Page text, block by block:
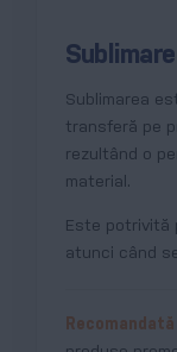
Sublimare
Sublimarea
transferă pe
rezultând o
material.
Este potrivită
atunci când